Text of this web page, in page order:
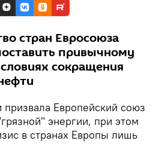
стран Евросоюза
привычному
сокращения
призвала Европейский союз
энергии, при этом
в странах Европы лишь